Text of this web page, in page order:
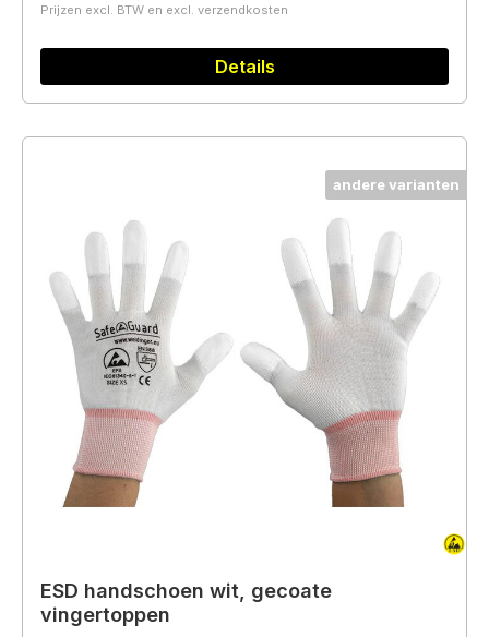
Prijzen excl. BTW en excl. verzendkosten
Details
andere varianten
ESD handschoen wit, gecoate
vingertoppen